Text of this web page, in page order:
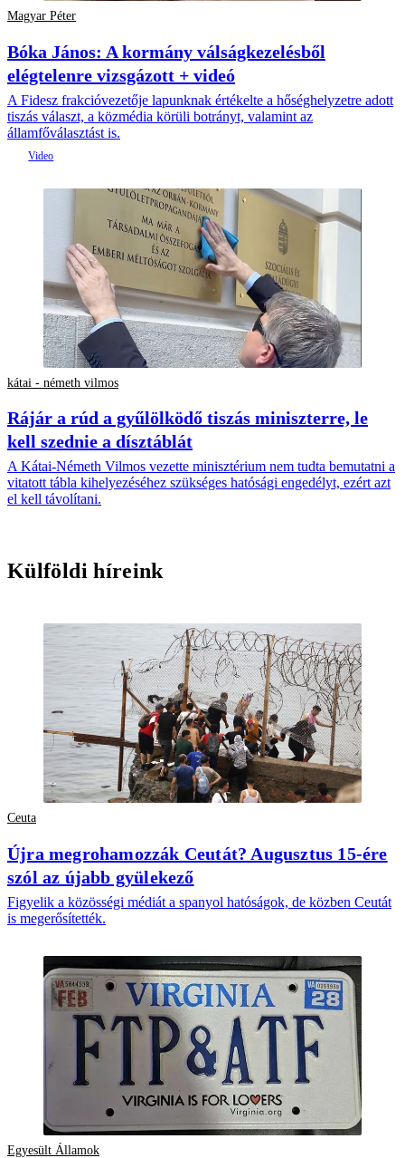
Magyar Péter
Bóka János: A kormány válságkezelésből
elégtelenre vizsgázott + videó
A Fidesz frakcióvezetője lapunknak értékelte a hőséghelyzetre adott
tiszás választ, a közmédia körüli botrányt, valamint az
államfőválasztást is.
kátai - németh vilmos
Rájár a rúd a gyűlölködő tiszás miniszterre, le
kell szednie a dísztáblát
A Kátai-Németh Vilmos vezette minisztérium nem tudta bemutatni a
vitatott tábla kihelyezéséhez szükséges hatósági engedélyt, ezért azt
el kell távolítani.
Külföldi híreink
Ceuta
Újra megrohamozzák Ceutát? Augusztus 15-ére
szól az újabb gyülekező
Figyelik a közösségi médiát a spanyol hatóságok, de közben Ceutát
is megerősítették.
Egyesült Államok